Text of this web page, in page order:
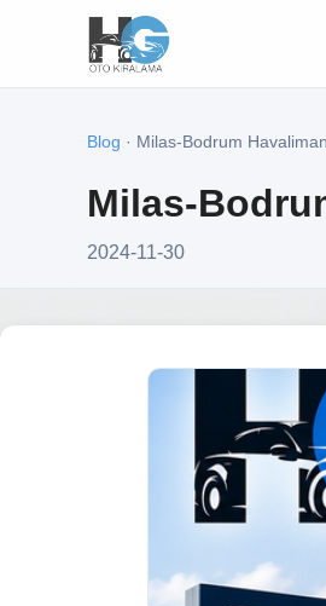
Blog · Milas-Bodrum
Milas-
2024-11-30